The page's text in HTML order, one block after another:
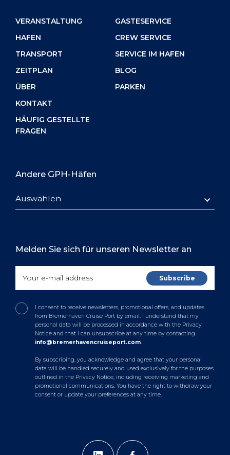
VERANSTALTUNG
HAFEN
TRANSPORT
ZEITPLAN
ÜBER
KONTAKT
HÄUFIG GESTELLTE
FRAGEN
GASTESERVICE
CREW SERVICE
SERVICE IM HAFEN
BLOG
PARKEN
Andere GPH-Häfen
Auswählen
Melden Sie sich für unseren Newsletter an
I consent to receive newsletters, promotional offers, and updates
from Bremerhaven Cruise Port by email. I understand that my
personal data will be processed in accordance with the Privacy
Notice and that I can unsubscribe at any time by contacting
info@bremerhavencruiseport.com.
By subscribing, you acknowledge and agree that your personal
data will be handled securely and used exclusively for the purposes
outlined in the Privacy Notice, including receiving marketing and
promotional communications. You have the right to withdraw your
consent or update your preferences at any time.